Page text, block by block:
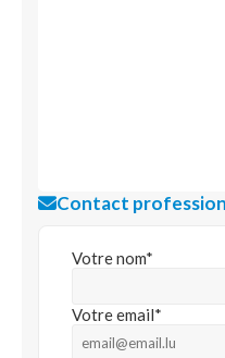
Contact
Votre nom*
Votre email*